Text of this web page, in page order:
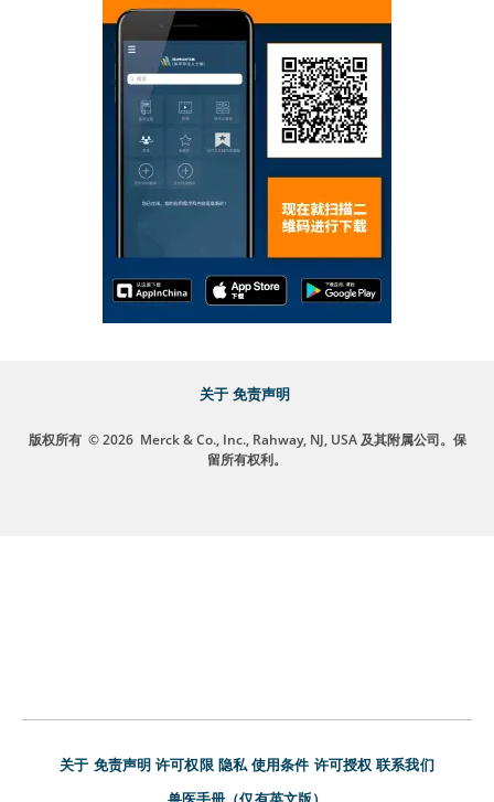
关于 免责声明
版权所有 © 2026 Merck & Co., Inc., Rahway, NJ, USA 及其附属公司。保
留所有权利。
关于 免责声明 许可权限 隐私 使用条件 许可授权 联系我们